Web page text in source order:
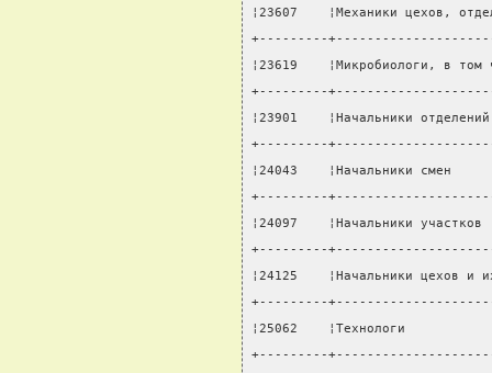
¦23607    ¦Механики цехов,
+---------
¦23619    ¦Микробиологи, в
+---------
¦23901    ¦Начальники
+---------
¦24043    ¦Начальники
+---------
¦24097    ¦Начальники
+---------
¦24125    ¦Начальники
+---------
¦25062    ¦Технологи
+---------